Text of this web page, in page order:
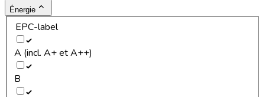
Énergie
EPC-label
A (incl. A+ et A++)
B